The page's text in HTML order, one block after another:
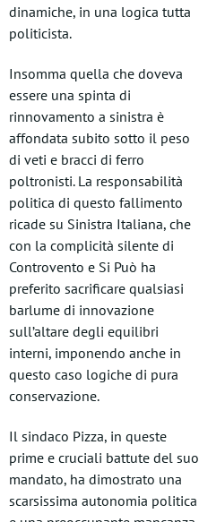
dinamiche, in una logica tutta
politicista.
Insomma quella che doveva
essere una spinta di
rinnovamento a sinistra è
affondata subito sotto il peso
di veti e bracci di ferro
poltronisti. La responsabilità
politica di questo fallimento
ricade su Sinistra Italiana, che
con la complicità silente di
Controvento e Si Può ha
preferito sacrificare qualsiasi
barlume di innovazione
sull’altare degli equilibri
interni, imponendo anche in
questo caso logiche di pura
conservazione.
Il sindaco Pizza, in queste
prime e cruciali battute del suo
mandato, ha dimostrato una
scarsissima autonomia politica